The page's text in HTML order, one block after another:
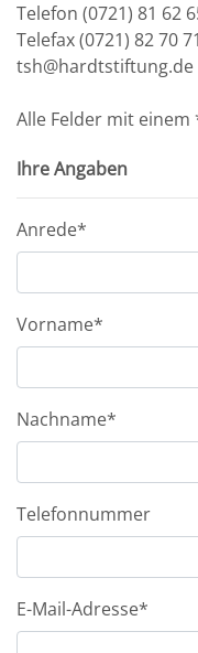
Telefon (0721) 81 62
Telefax (0721) 82 70 71
tsh@hardtstiftung.de
Alle Felder mit
Ihre Angaben
Anrede*
Vorname*
Nachname*
Telefonnummer
E-Mail-Adresse*